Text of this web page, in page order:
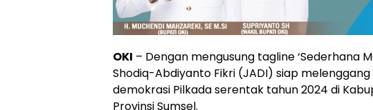
OKI – Dengan mengusung tagline ‘Sederhana
Shodiq-Abdiyanto Fikri (JADI) siap
demokrasi Pilkada serentak tahun 2024 di
Provinsi Sumsel.